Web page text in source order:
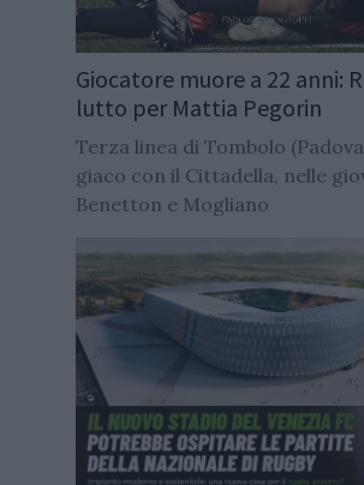
Giocatore muore a 22 anni:
lutto per Mattia Pegorin
Terza linea di Tombolo
giaco con il Cittadella, nelle
Benetton e Mogliano